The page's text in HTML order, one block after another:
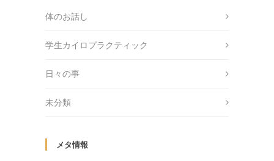
体のお話し
学生カイロプラクティック
日々の事
未分類
メタ情報